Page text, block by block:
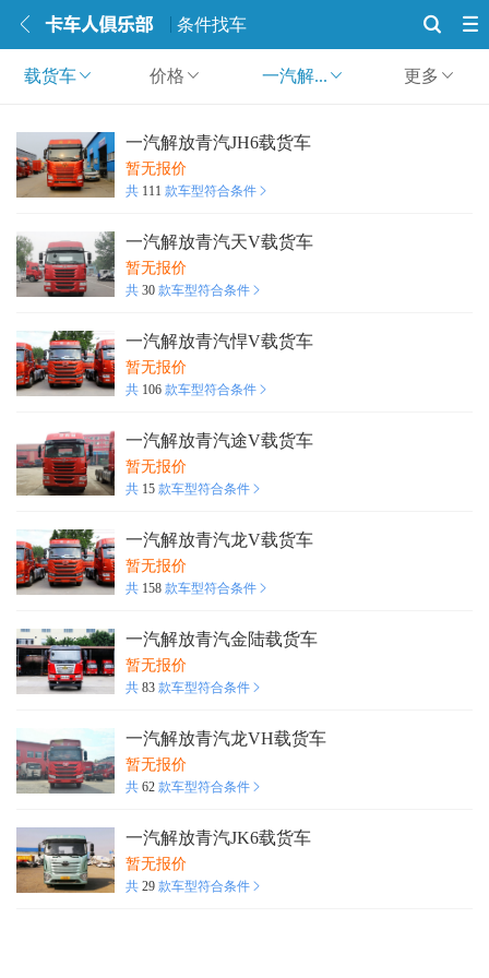
条件找车
载货车 价格 一汽解... 更多
一汽解放青汽JH6载货车
暂无报价
共 111 款车型符合条件
一汽解放青汽天V载货车
暂无报价
共 30 款车型符合条件
一汽解放青汽悍V载货车
暂无报价
共 106 款车型符合条件
一汽解放青汽途V载货车
暂无报价
共 15 款车型符合条件
一汽解放青汽龙V载货车
暂无报价
共 158 款车型符合条件
一汽解放青汽金陆载货车
暂无报价
共 83 款车型符合条件
一汽解放青汽龙VH载货车
暂无报价
共 62 款车型符合条件
一汽解放青汽JK6载货车
暂无报价
共 29 款车型符合条件